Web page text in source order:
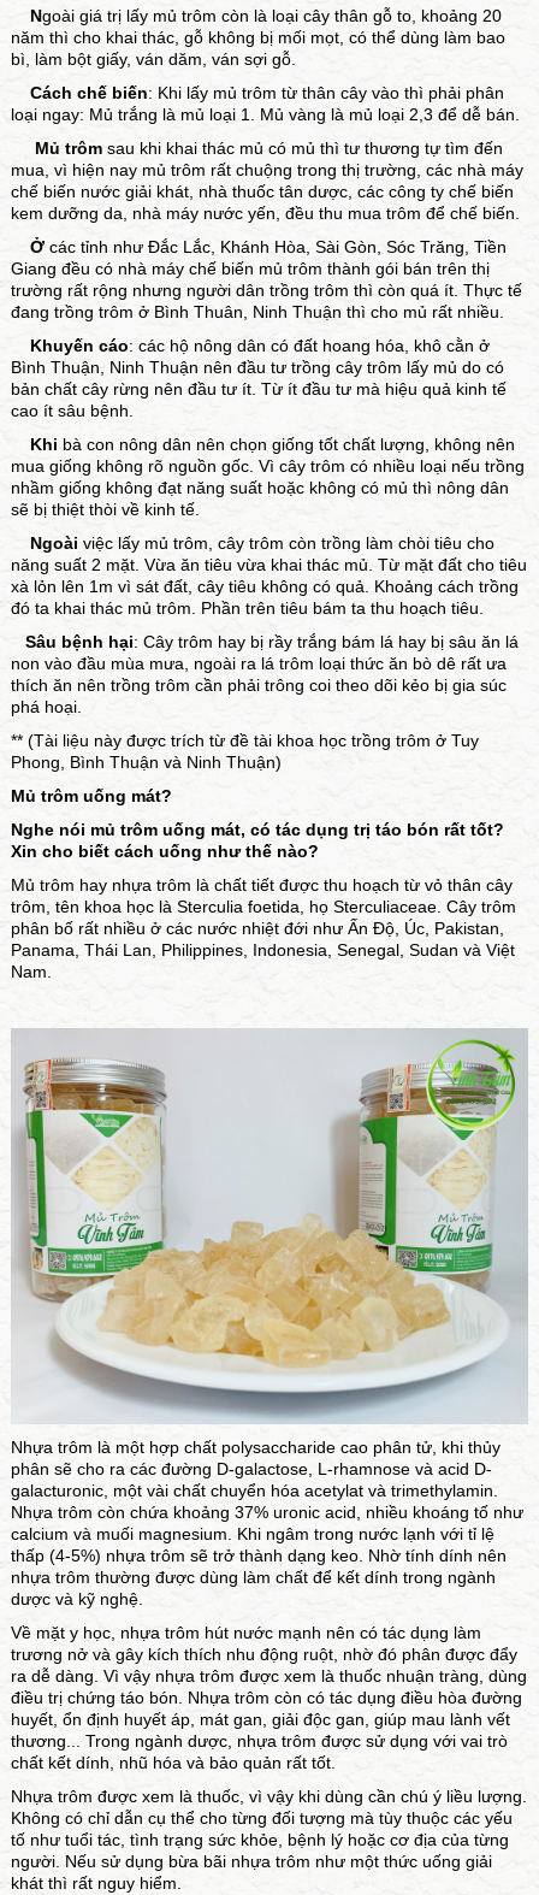
Ngoài giá trị lấy mủ trôm còn là loại cây thân gỗ to, khoảng 20
năm thì cho khai thác, gỗ không bị mối mọt, có thể dùng làm bao
bì, làm bột giấy, ván dăm, ván sợi gỗ.
Cách chế biến: Khi lấy mủ trôm từ thân cây vào thì phải phân
loại ngay: Mủ trắng là mủ loại 1. Mủ vàng là mủ loại 2,3 để dễ bán.
Mủ trômsau khi khai thác mủ có mủ thì tư thương tự tìm đến
mua, vì hiện nay mủ trôm rất chuộng trong thị trường, các nhà máy
chế biến nước giải khát, nhà thuốc tân dược, các công ty chế biến
kem dưỡng da, nhà máy nước yến, đều thu mua trôm để chế biến.
Ở các tỉnh như Đắc Lắc, Khánh Hòa, Sài Gòn, Sóc Trăng, Tiền
Giang đều có nhà máy chế biến mủ trôm thành gói bán trên thị
trường rất rộng nhưng người dân trồng trôm thì còn quá ít. Thực tế
đang trồng trôm ở Bình Thuân, Ninh Thuận thì cho mủ rất nhiều.
Khuyến cáo: các hộ nông dân có đất hoang hóa, khô cằn ở
Bình Thuận, Ninh Thuận nên đầu tư trồng cây trôm lấy mủ do có
bản chất cây rừng nên đầu tư ít. Từ ít đầu tư mà hiệu quả kinh tế
cao ít sâu bệnh.
Khi bà con nông dân nên chọn giống tốt chất lượng, không nên
mua giống không rõ nguồn gốc. Vì cây trôm có nhiều loại nếu trồng
nhầm giống không đạt năng suất hoặc không có mủ thì nông dân
sẽ bị thiệt thòi về kinh tế.
Ngoài việc lấy mủ trôm, cây trôm còn trồng làm chòi tiêu cho
năng suất 2 mặt. Vừa ăn tiêu vừa khai thác mủ. Từ mặt đất cho tiêu
xà lỏn lên 1m vì sát đất, cây tiêu không cóquả. Khoảng cách trồng
đó ta khai thác mủ trôm. Phần trên tiêu bám ta thu hoạch tiêu.
Sâu bệnh hại: Cây trôm hay bị rầy trắng bám lá hay bị sâu ăn lá
non vào đầu mùa mưa, ngoài ra lá trôm loại thức ăn bò dê rất ưa
thích ăn nên trồng trôm cần phải trông coi theo dõi kẻo bị gia súc
phá hoại.
** (Tài liệu này được trích từ đề tài khoa học trồng trôm ở Tuy
Phong, Bình Thuận và Ninh Thuận)
Mủ trôm uống mát?
Nghe nói mủ trôm uống mát, có tác dụng trị táo bón rất tốt?
Xin cho biết cách uống như thế nào?
Mủ trôm hay nhựa trôm là chất tiết được thu hoạch từ vỏ thân cây
trôm, tên khoa học là Sterculia foetida, họ Sterculiaceae. Cây trôm
phân bố rất nhiều ở các nước nhiệt đới như Ấn Độ, Úc, Pakistan,
Panama, Thái Lan, Philippines, Indonesia, Senegal, Sudan và Việt
Nam.
Nhựa trôm là một hợp chất polysaccharide cao phân tử, khi thủy
phân sẽ cho ra các đường D-galactose, L-rhamnose và acid D-
galacturonic, một vài chất chuyển hóa acetylat và trimethylamin.
Nhựa trôm còn chứa khoảng 37% uronic acid, nhiều khoáng tố như
calcium và muối magnesium. Khi ngâm trong nước lạnh với tỉ lệ
thấp (4-5%) nhựa trôm sẽ trở thành dạng keo. Nhờ tính dính nên
nhựa trôm thường được dùng làm chất để kết dính trong ngành
dược và kỹ nghệ.
Về mặt y học, nhựa trôm hút nước mạnh nên có tác dụng làm
trương nở và gây kích thích nhu động ruột, nhờ đó phân được đẩy
ra dễ dàng. Vì vậy nhựa trôm được xem là thuốc nhuận tràng, dùng
điều trị chứng táo bón. Nhựa trôm còn có tác dụng điều hòa đường
huyết, ổn định huyết áp, mát gan, giải độc gan, giúp mau lành vết
thương... Trong ngành dược, nhựa trôm được sử dụng với vai trò
chất kết dính, nhũ hóa và bảo quản rất tốt.
Nhựa trôm được xem là thuốc, vì vậy khi dùng cần chú ý liều lượng.
Không có chỉ dẫn cụ thể cho từng đối tượng mà tùy thuộc các yếu
tố như tuổi tác, tình trạng sức khỏe, bệnh lý hoặc cơ địa của từng
người. Nếu sử dụng bừa bãi nhựa trôm như một thức uống giải
khát thì rất nguy hiểm.